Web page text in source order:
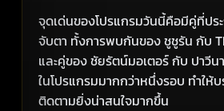
จุดเด่นของโปรแกรมวันนี้คือมีคู่ที่ปร
จับตา ทั้งการพบกันของ ชูชูรัน กับ
และคู่ของ ชัยรัตน์มอเตอร์ กับ ปาวี
ในโปรแกรมมากกว่าหนึ่งรอบ ทำให้
ติดตามยิ่งน่าสนใจมากขึ้น